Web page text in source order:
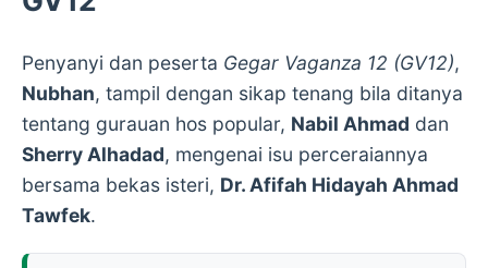
Penyanyi dan peserta Gegar Vaganza 12 (GV12),
Nubhan, tampil dengan sikap tenang bila ditanya
tentang gurauan hos popular, Nabil Ahmad dan
Sherry Alhadad, mengenai isu perceraiannya
bersama bekas isteri, Dr. Afifah Hidayah Ahmad
Tawfek.